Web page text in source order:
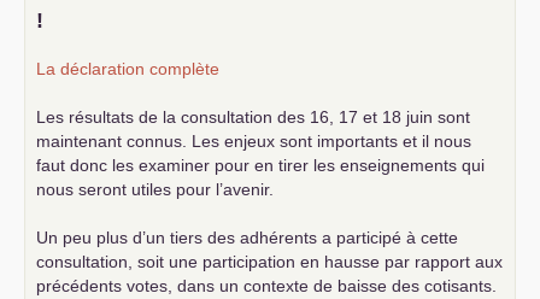
!
La déclaration complète
Les résultats de la consultation des 16, 17 et 18 juin sont
maintenant connus. Les enjeux sont importants et il nous
faut donc les examiner pour en tirer les enseignements qui
nous seront utiles pour l’avenir.
Un peu plus d’un tiers des adhérents a participé à cette
consultation, soit une participation en hausse par rapport aux
précédents votes, dans un contexte de baisse des cotisants.